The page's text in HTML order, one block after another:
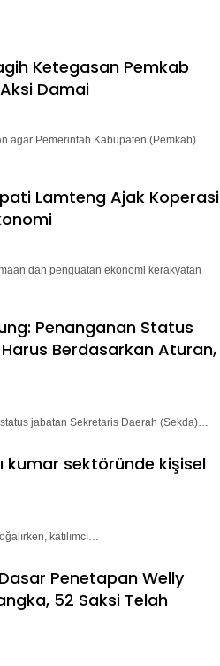
Ketegasan Pemkab
Damai
agar Pemerintah Kabupaten (Pemkab)
Lamteng Ajak Koperasi
dan penguatan ekonomi kerakyatan
Penanganan Status
Berdasarkan Aturan,
jabatan Sekretaris Daerah (Sekda)…
kumar sektöründe kişisel
katılımcı…
Penetapan Welly
52 Saksi Telah